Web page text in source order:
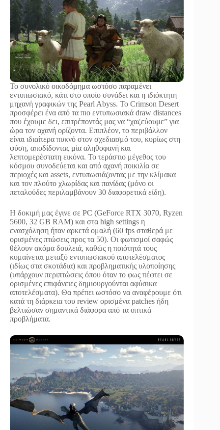
Το συνολικό οικοδόμημα ωστόσο παραμένει
εντυπωσιακό, κάτι στο οποίο συνάδει και η ιδιόκτητη
μηχανή γραφικών της Pearl Abyss. Το Crimson Desert
προσφέρει ένα από τα πιο εντυπωσιακά draw distances
που έχουμε δει, επιτρέποντάς μας να “χαζεύουμε” για
ώρα τον αχανή ορίζοντα. Επιπλέον, το περιβάλλον
είναι ιδιαίτερα πυκνό στον σχεδιασμό του, κυρίως στη
φύση, αποδίδοντας μία αληθοφανή και
λεπτομερέστατη εικόνα. Το τεράστιο μέγεθος του
κόσμου συνοδεύεται και από αχανή ποικιλία σε
περιοχές και assets, εντυπωσιάζοντας με την κλίμακα
και τον πλούτο χλωρίδας και πανίδας (μόνο οι
πεταλούδες περιλαμβάνουν 30 διαφορετικά είδη).
Η δοκιμή μας έγινε σε PC (GeForce RTX 3070, Ryzen
5600, 32 GB RAM) και στα high settings η
ενασχόληση ήταν αρκετά ομαλή (60 fps σταθερά με
ορισμένες πτώσεις προς τα 50). Οι φωτισμοί σαφώς
θέλουν ακόμα δουλειά, καθώς η ποιότητά τους
κυμαίνεται μεταξύ εντυπωσιακού αποτελέσματος
(ιδίως στα σκοτάδια) και προβληματικής υλοποίησης
(υπάρχουν περιπτώσεις όπου όταν το φως πέφτει σε
ορισμένες επιφάνειες δημιουργούνται αφύσικα
αποτελέσματα). Θα πρέπει ωστόσο να αναφέρουμε ότι
κατά τη διάρκεια του review ορισμένα patches ήδη
βελτιώσαν σημαντικά διάφορα από τα οπτικά
προβλήματα.